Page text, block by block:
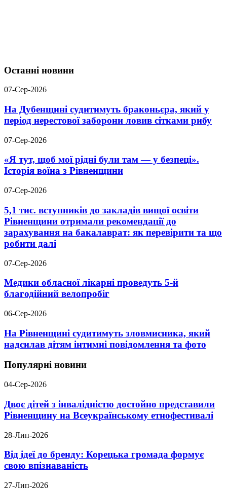
Останні новини
07-Сер-2026
На Дубенщині судитимуть браконьєра, який у
період нерестової заборони ловив сітками рибу
07-Сер-2026
«Я тут, щоб мої рідні були там — у безпеці».
Історія воїна з Рівненщини
07-Сер-2026
5,1 тис. вступників до закладів вищої освіти
Рівненщини отримали рекомендації до
зарахування на бакалаврат: як перевірити та що
робити далі
07-Сер-2026
Медики обласної лікарні проведуть 5-й
благодійний велопробіг
06-Сер-2026
На Рівненщині судитимуть зловмисника, який
надсилав дітям інтимні повідомлення та фото
Популярні новини
04-Сер-2026
Двоє дітей з інвалідністю достойно представили
Рівненщину на Всеукраїнському етнофестивалі
28-Лип-2026
Від ідеї до бренду: Корецька громада формує
свою впізнаваність
27-Лип-2026